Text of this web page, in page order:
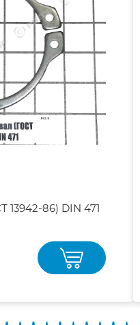
13942-86) DIN 471